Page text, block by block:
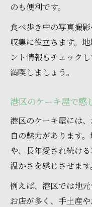
のも便利です。
食べ歩き中の写真撮
収集に役立ちます。
ント情報もチェック
満喫しましょう。
港区のケーキ屋で感
港区のケーキ屋には
自の魅力があります
や、長年愛され続け
温かさを感じさせます。
例えば、港区では地
お店が多く、手土産